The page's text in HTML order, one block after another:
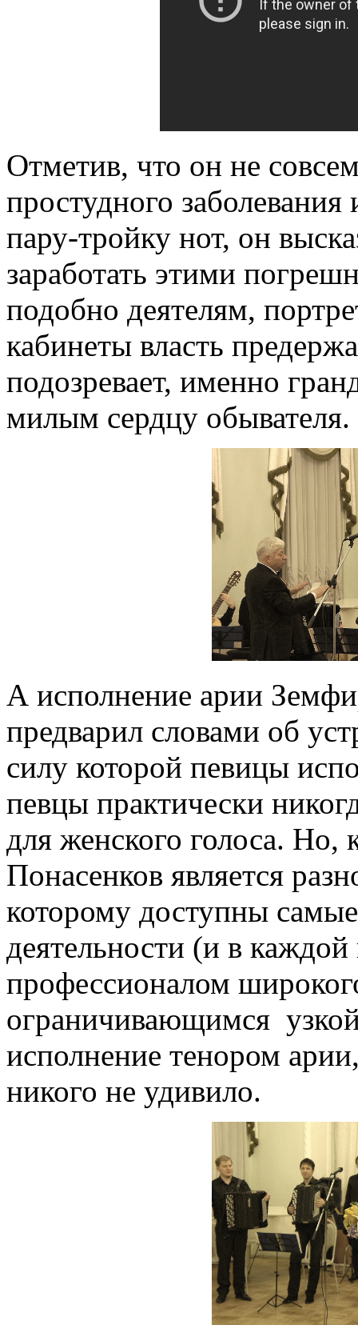
Отметив, что он не
простудного
пару-тройку нот, он
заработать этими
подобно деятелям,
кабинеты власть
подозревает, именно
милым сердцу обывателя.
А исполнение арии
предварил словами об
силу которой певицы
певцы практически
для женского голоса. Но,
Понасенков является
которому доступны
деятельности (и в каждой
профессионалом
ограничивающимся
исполнение тенором
никого не удивило.